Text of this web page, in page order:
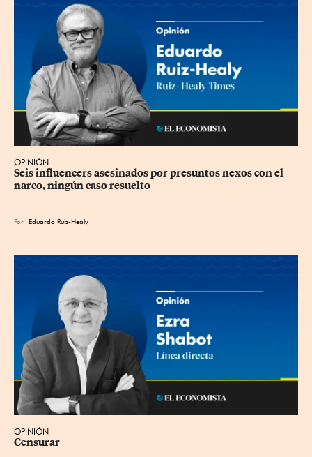
OPINIÓN
Seis influencers asesinados por presuntos nexos con el
narco, ningún caso resuelto
Por Eduardo Ruiz-Healy
OPINIÓN
Censurar